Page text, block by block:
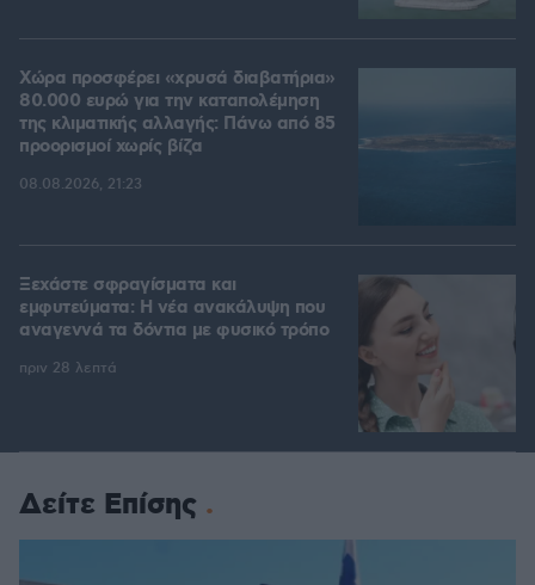
Χώρα προσφέρει «χρυσά διαβατήρια»
80.000 ευρώ για την καταπολέμηση
της κλιματικής αλλαγής: Πάνω από 85
προορισμοί χωρίς βίζα
08.08.2026, 21:23
Ξεχάστε σφραγίσματα και
εμφυτεύματα: Η νέα ανακάλυψη που
αναγεννά τα δόντια με φυσικό τρόπο
πριν 28 λεπτά
Δείτε Επίσης